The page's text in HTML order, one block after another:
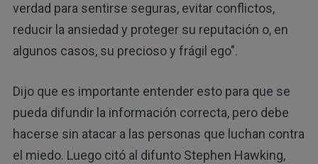
verdad para sentirse seguras, evitar conflictos,
reducir la ansiedad y proteger su reputación o, en
algunos casos, su precioso y frágil ego".
Dijo que es importante entender esto para que se
pueda difundir la información correcta, pero debe
hacerse sin atacar a las personas que luchan contra
el miedo. Luego citó al difunto Stephen Hawking,